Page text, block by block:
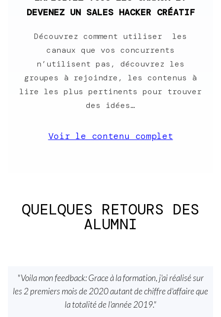
DEVENEZ UN SALES HACKER CRÉATIF
Découvrez comment utiliser les
canaux que vos concurrents
n’utilisent pas, découvrez les
groupes à rejoindre, les contenus à
lire les plus pertinents pour trouver
des idées…
Voir le contenu complet
QUELQUES RETOURS DES
ALUMNI
"Voila mon feedback: Grace à la formation, j'ai réalisé sur
les 2 premiers mois de 2020 autant de chiffre d'affaire que
la totalité de l'année 2019."